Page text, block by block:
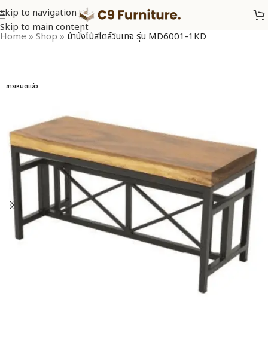
Skip to navigation
Skip to main content
Home » Shop » ม้านั่งไม้สไตล์วินเทจ รุ่น MD6001-1KD
ขายหมดแล้ว